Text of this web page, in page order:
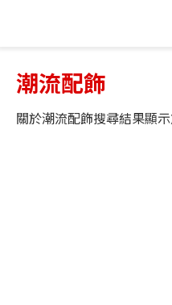
潮流配飾
關於潮流配飾搜尋結果顯示